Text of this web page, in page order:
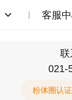
客服
联
021-
粉体圈认